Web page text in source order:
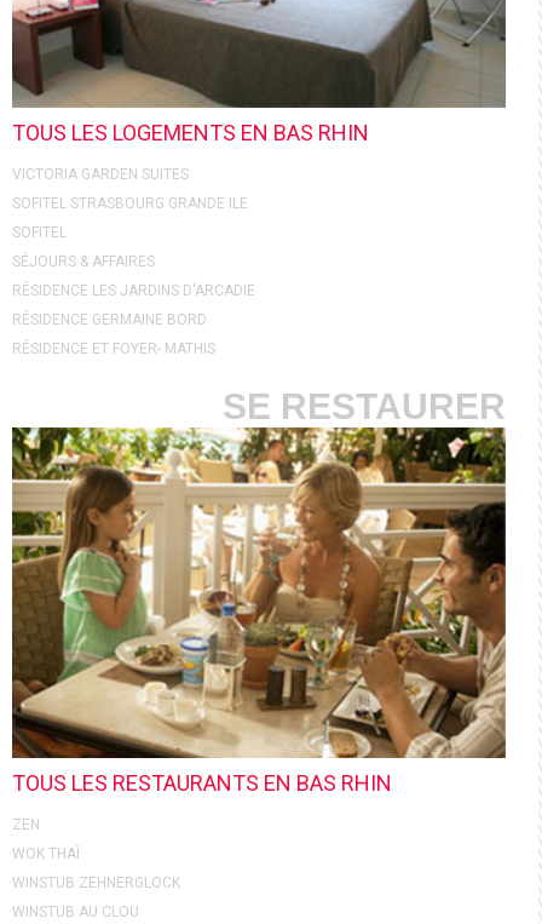
TOUS LES LOGEMENTS EN BAS RHIN
VICTORIA GARDEN SUITES
SOFITEL STRASBOURG GRANDE ILE
SOFITEL
SÉJOURS & AFFAIRES
RÉSIDENCE LES JARDINS D'ARCADIE
RÉSIDENCE GERMAINE BORD
RÉSIDENCE ET FOYER- MATHIS
SE RESTAURER
TOUS LES RESTAURANTS EN BAS RHIN
ZEN
WOK THAÏ
WINSTUB ZEHNERGLOCK
WINSTUB AU CLOU